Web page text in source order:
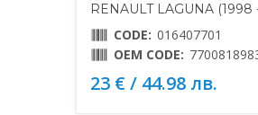
RENAULT LAGUNA (1998
CODE: 016407701
OEM CODE:
23 € / 44.98 лв.